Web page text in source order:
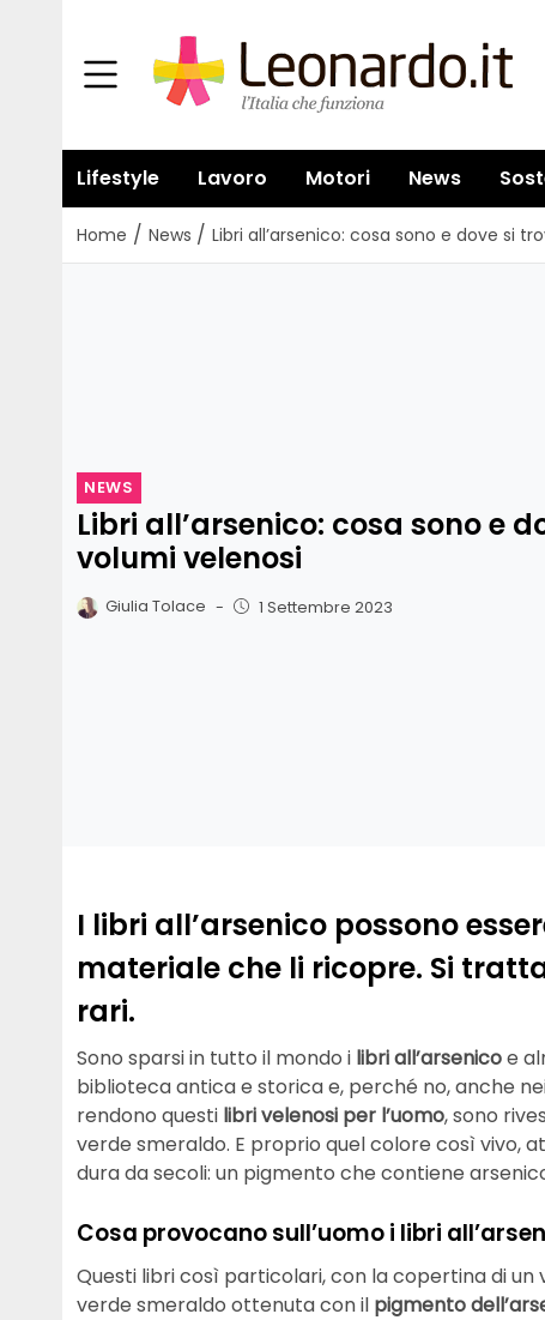
Lifestyle Lavoro Motori News
Home / News / Libri all’arsenico: cosa sono e dove si
NEWS
Libri all’arsenico: cosa sono e
volumi velenosi
Giulia Tolace - 1 Settembre 2023
I libri all’arsenico possono
materiale che li ricopre. Si
rari.
Sono sparsi in tutto il mondo i libri all’arsenicoe
biblioteca antica e storica e, perché no, anche
rendono questi libri velenosi per l’uomo, sono
verde smeraldo. E proprio quel colore così vivo,
dura da secoli: un pigmento che contiene
Cosa provocano sull’uomo i libri
Questi libri così particolari, con la copertina di
verde smeraldo ottenuta con il pigmento